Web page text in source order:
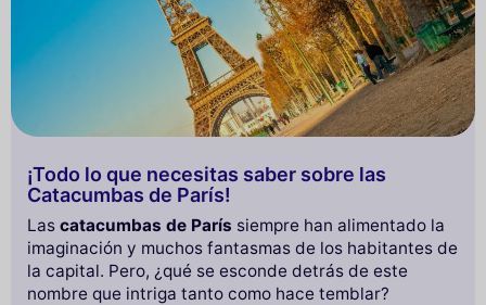
¡Todo lo que necesitas saber sobre las
Catacumbas de París!
Las catacumbas de París siempre han alimentado la
imaginación y muchos fantasmas de los habitantes de
la capital. Pero, ¿qué se esconde detrás de este
nombre que intriga tanto como hace temblar?